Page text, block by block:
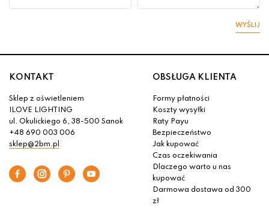
WYŚLIJ
KONTAKT
Sklep z oświetleniem
ILOVE LIGHTING
ul. Okulickiego 6, 38-500 Sanok
+48 690 003 006
sklep@2bm.pl
OBSŁUGA KLIENTA
Formy płatności
Koszty wysyłki
Raty Payu
Bezpieczeństwo
Jak kupować
Czas oczekiwania
Dlaczego warto u nas
kupować
Darmowa dostawa od 300
zł